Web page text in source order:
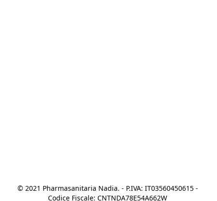
© 2021 Pharmasanitaria Nadia. - P.IVA: IT03560450615 -
Codice Fiscale: CNTNDA78E54A662W